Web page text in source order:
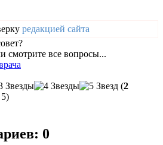
редакцией сайта
смотрите все вопросы...
(2
0